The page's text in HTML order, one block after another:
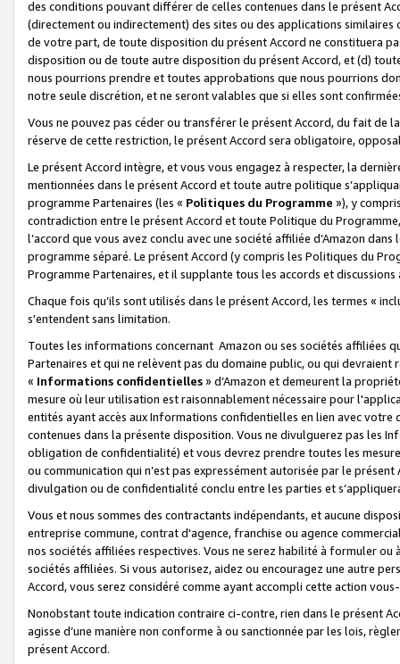
des conditions pouvant différer de celles contenues dans le présent
(directement ou indirectement) des sites ou des applications
de votre part, de toute disposition du présent Accord ne constituera
disposition ou de toute autre disposition du présent Accord, et (d)
nous pourrions prendre et toutes approbations que nous pourrions
notre seule discrétion, et ne seront valables que si elles sont
Vous ne pouvez pas céder ou transférer le présent Accord, du fait de
réserve de cette restriction, le présent Accord sera obligatoire,
Le présent Accord intègre, et vous vous engagez à respecter, la
mentionnées dans le présent Accord et toute autre politique
programme Partenaires (les « Politiques du Programme »), y
contradiction entre le présent Accord et toute Politique du
l’accord que vous avez conclu avec une société affiliée d’Amazon
programme séparé. Le présent Accord (y compris les Politiques du
Programme Partenaires, et il supplante tous les accords et discussions
Chaque fois qu’ils sont utilisés dans le présent Accord, les termes «
s'entendent sans limitation.
Toutes les informations concernant Amazon ou ses sociétés affiliées
Partenaires et qui ne relèvent pas du domaine public, ou qui
« Informations confidentielles» d’Amazon et demeurent la
mesure où leur utilisation est raisonnablement nécessaire pour
entités ayant accès aux Informations confidentielles en lien avec
contenues dans la présente disposition. Vous ne divulguerez pas les
obligation de confidentialité) et vous devrez prendre toutes les
ou communication qui n’est pas expressément autorisée par le
divulgation ou de confidentialité conclu entre les parties et
Vous et nous sommes des contractants indépendants, et aucune
entreprise commune, contrat d'agence, franchise ou agence
nos sociétés affiliées respectives. Vous ne serez habilité à formuler
sociétés affiliées. Si vous autorisez, aidez ou encouragez une autre
Accord, vous serez considéré comme ayant accompli cette action
Nonobstant toute indication contraire ci-contre, rien dans le présent
agisse d’une manière non conforme à ou sanctionnée par les lois,
présent Accord.